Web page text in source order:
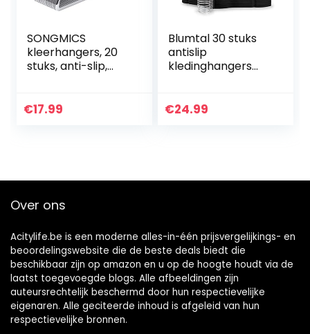
SONGMICS
kleerhangers, 20
stuks, anti-slip,
0,5 cm dik,
€17.99
Blumtal 30 stuks
antislip
kledinghangers
hangers,
€24.99
Over ons
Acitylife.be is een moderne alles-in-één prijsvergelijkings- en
beoordelingswebsite die de beste deals biedt die
beschikbaar zijn op amazon en u op de hoogte houdt via de
laatst toegevoegde blogs. Alle afbeeldingen zijn
auteursrechtelijk beschermd door hun respectievelijke
eigenaren. Alle geciteerde inhoud is afgeleid van hun
respectievelijke bronnen.